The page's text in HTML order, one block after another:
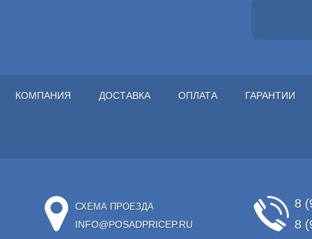
КОМПАНИЯ ДОСТАВКА ОПЛАТА ГАРАНТИИ
СХЕМА ПРОЕЗДА
INFO@POSADPRICEP.RU
8
8